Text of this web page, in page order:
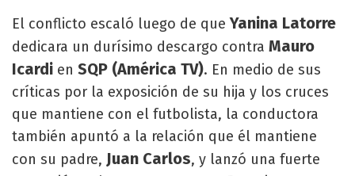
El conflicto escaló luego de queYanina Latorre
dedicara un durísimo descargo contra Mauro
Icardi en SQP (América TV). En medio de sus
críticas por la exposición de su hija y los cruces
que mantiene con el futbolista, la conductora
también apuntó a la relación que él mantiene
con su padre, Juan Carlos, y lanzó una fuerte